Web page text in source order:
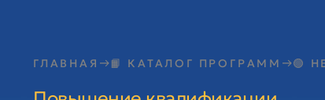
ГЛАВНАЯ 📙 КАТАЛОГ ПРОГРАММ 🟢